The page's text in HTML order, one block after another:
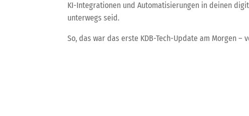
KI-Integrationen und Automatisierungen in deinen
unterwegs seid.
So, das war das erste KDB-Tech-Update am Morgen